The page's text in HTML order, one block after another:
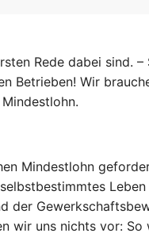
Rede dabei sind. –
Betrieben! Wir
Mindestlohn
Leben
der
wir uns nichts vor: So